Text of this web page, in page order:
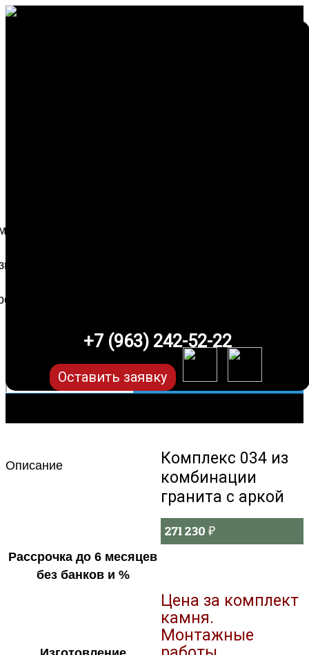
+7 (963) 242-52-22
Оставить заявку
Комплекс 034 из
комбинации
гранита с аркой
271 230 ₽
Цена за комплект
камня.
Монтажные
Описание
Рассрочка до 6 месяцев
без банков и %